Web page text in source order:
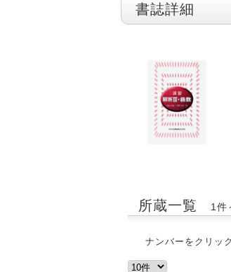
書誌詳細
所蔵一覧 1件
ナンバーをクリッ